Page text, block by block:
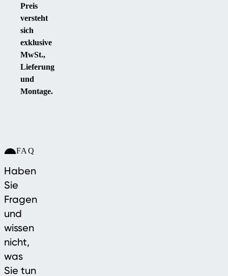
Preis
versteht
sich
exklusive
MwSt.,
Lieferung
und
Montage.
FAQ
Haben
Sie
Fragen
und
wissen
nicht,
was
Sie tun